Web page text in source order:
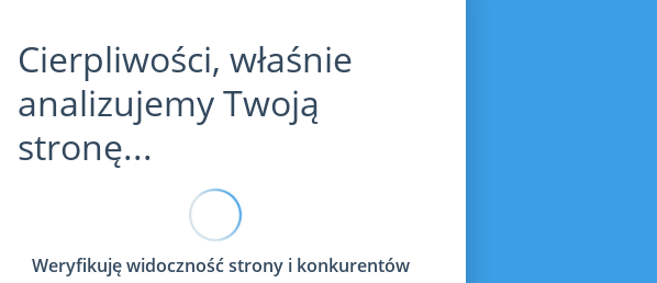
Cierpliwości, właśnie
analizujemy Twoją
stronę...